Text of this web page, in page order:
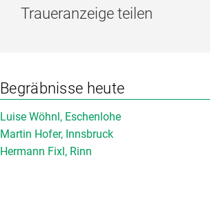
Traueranzeige teilen
Begräbnisse heute
Luise Wöhnl, Eschenlohe
Martin Hofer, Innsbruck
Hermann Fixl, Rinn